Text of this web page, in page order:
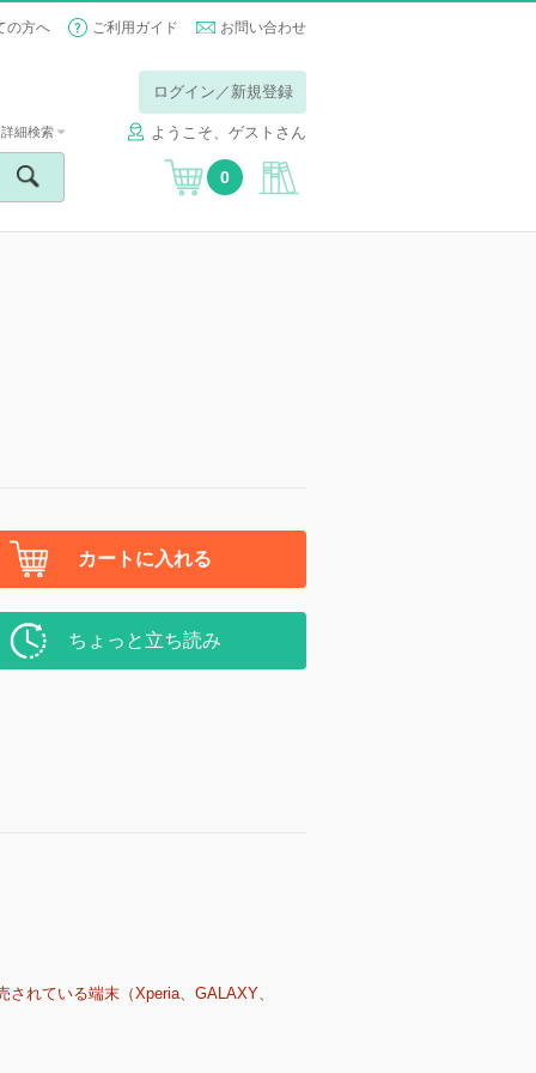
の方へ ご利用ガイド お問い合わせ
ログイン／新規登録
ようこそ、ゲストさん
詳細検索
0
カートに入れる
ちょっと立ち読み
れている端末（Xperia、GALAXY、